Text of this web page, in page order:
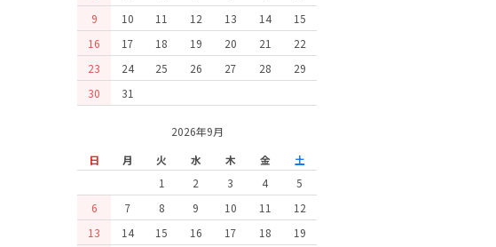
9
10 11 12 13 14
15
16
17 18 19 20 21
22
23
24 25 26 27 28
29
30
31
2026年9月
日
月 火 水 木 金
土
1
2 3 4
5
6
7 8 9 10 11
12
13
14 15 16 17 18
19